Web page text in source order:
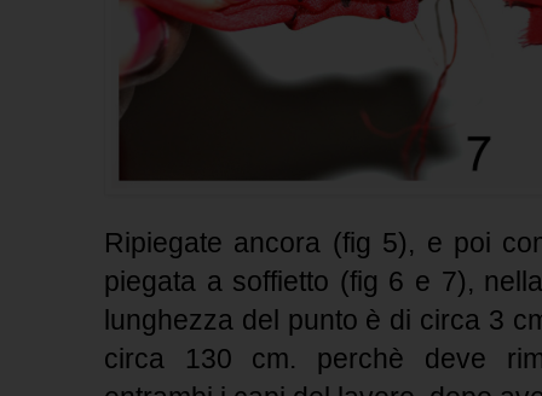
Ripiegate ancora (fig 5), e poi
piegata a soffietto (fig 6 e 7),
lunghezza del punto è di circa 3
circa 130 cm. perchè deve